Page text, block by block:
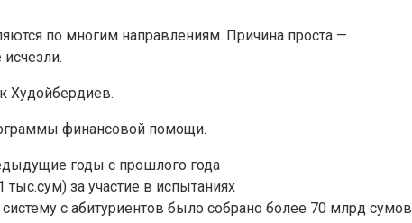
по многим направлениям. Причина проста —
Худойбердиев.
финансовой помощи.
годы с прошлого года
за участие в испытаниях
с абитуриентов было собрано более 70 млрд сумов